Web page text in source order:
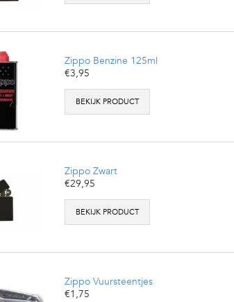
Zippo Benzine 125ml
€3,95
BEKIJK PRODUCT
Zippo Zwart
€29,95
BEKIJK PRODUCT
Zippo Vuursteentjes
€1,75